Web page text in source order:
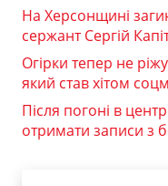
На Херсонщині
сержант Сергій
Огірки тепер не
який став хітом
Після погоні в
отримати записи з